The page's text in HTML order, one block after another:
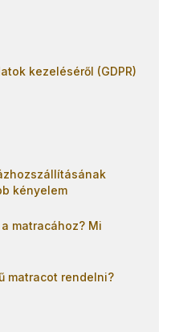
kezeléséről (GDPR)
kényelem
matracához? Mi
matracot rendelni?